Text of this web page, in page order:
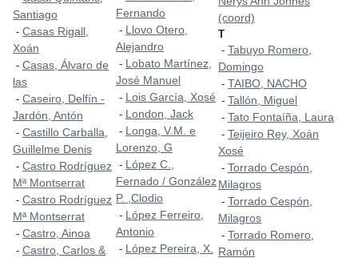
Santiago
- Casas Rigall,
Xoán
- Casas, Álvaro de
las
- Caseiro, Delfín -
Jardón, Antón
- Castillo Carballa,
Guillelme Denis
- Castro Rodríguez
Mª Montserrat
- Castro Rodríguez
Mª Montserrat
- Castro, Ainoa
- Castro, Carlos &
Fernando
- Llovo Otero,
Alejandro
- Lobato Martínez,
José Manuel
- Lois García, Xosé
- London, Jack
- Longa, V.M. e
Lorenzo, G
- López C.,
Fernado / González
P. ,Clodio
- López Ferreiro,
Antonio
- López Pereira, X.
(coord)
T
- Tabuyo Romero,
Domingo
- TAIBO, NACHO
- Tallón, Miguel
- Tato Fontaíña, Laura
- Teijeiro Rey, Xoán
Xosé
- Torrado Cespón,
Milagros
- Torrado Cespón,
Milagros
- Torrado Romero,
Ramón